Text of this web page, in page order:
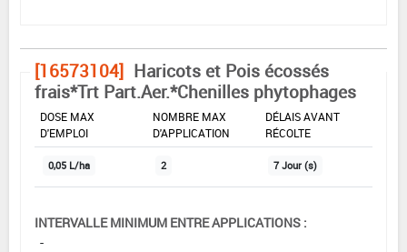
[16573104] Haricots et Pois écossés
frais*Trt Part.Aer.*Chenilles phytophages
DOSE MAX
D'EMPLOI
NOMBRE MAX
D'APPLICATION
DÉLAIS AVANT
RÉCOLTE
0,05 L/ha 2 7 Jour (s)
INTERVALLE MINIMUM ENTRE APPLICATIONS :
-